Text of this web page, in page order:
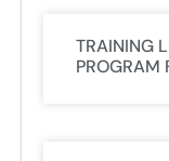
TRAINING
PROGRAM